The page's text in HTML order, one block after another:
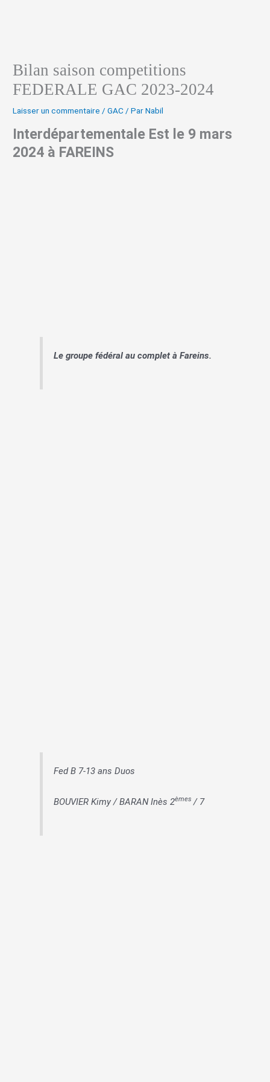
Bilan saison competitions
FEDERALE GAC 2023-2024
Laisser un commentaire /GAC / ParNabil
Interdépartementale Est le 9 mars
2024 à FAREINS
Le groupe fédéral au complet à Fareins.
Fed B 7-13 ans Duos
BOUVIER Kimy / BARAN Inès 2èmes / 7